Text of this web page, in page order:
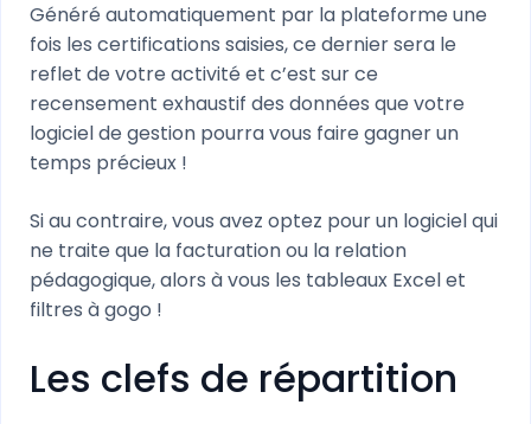
Généré automatiquement par la plateforme une
fois les certifications saisies, ce dernier sera le
reflet de votre activité et c’est sur ce
recensement exhaustif des données que votre
logiciel de gestion pourra vous faire gagner un
temps précieux !
Si au contraire, vous avez optez pour un logiciel qui
ne traite que la facturation ou la relation
pédagogique, alors à vous les tableaux Excel et
filtres à gogo !
Les clefs de répartition